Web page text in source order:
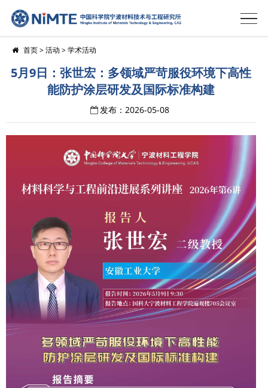
首页>活动 >学术活动
5月9日：张世宏：多领域严苛服役环境下高性
能防护涂层研发及国际标准构建
发布：2026-05-08